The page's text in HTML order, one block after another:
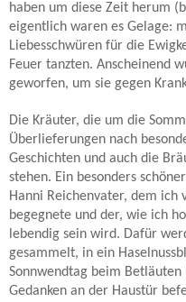
haben um diese Zeit herum
eigentlich waren es Gelage:
Liebesschwüren für die
Feuer tanzten. Anscheinend
geworfen, um sie gegen
Die Kräuter, die um die
Überlieferungen nach
Geschichten und auch die
stehen. Ein besonders
Hanni Reichenvater, dem ich
begegnete und der, wie ich
lebendig sein wird. Dafür
gesammelt, in ein
Sonnwendtag beim
Gedanken an der Haustür